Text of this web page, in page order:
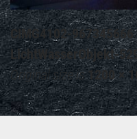
CIMG4102-967345666
LichtWasserObjekt-
Original size is1200 ×